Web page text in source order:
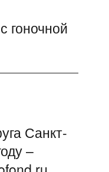
гоночной
Санкт-
–